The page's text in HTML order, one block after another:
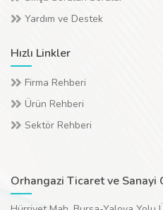
Yardım ve Destek
Hızlı Linkler
Firma Rehberi
Ürün Rehberi
Sektör Rehberi
Orhangazi Ticaret ve Sanayi